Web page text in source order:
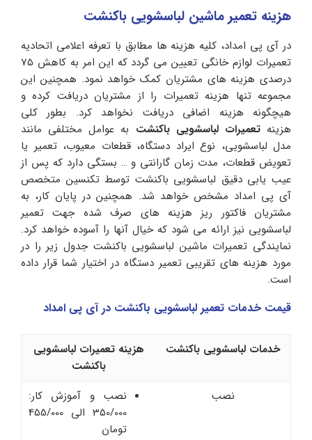
هزینه تعمیر ماشین لباسشویی باکنشت
در آی پی امداد، کلیه هزینه ها مطابق با تعرفه اعلامی اتحادیه
تعمیرات لوازم خانگی تعیین می گردد که این امر به کاهش 75
درصدی هزینه های مشتریان کمک خواهد نمود. همچنین این
مجموعه تنها هزینه تعمیرات را از مشتریان دریافت کرده و
هیچگونه هزینه اضافی دریافت نخواهد کرد. بطور کلی
هزینه تعمیرات لباسشویی باکنشت به عوامل مختلفی مانند
مدل لباسشویی، نوع ایراد دستگاه، قطعات معیوب، تعمیر یا
تعویض قطعات، مدت زمان گارانتی و … بستگی دارد که پس از
عیب یابی دقیق لباسشویی باکنشت توسط تکنسین متخصص
آی پی امداد مشخص خواهد شد. همچنین در پایان کار، به
مشتریان فاکتور ریز هزینه های صرف شده جهت تعمیر
لباسشویی نیز ارائه می شود که خیال آنها را آسوده خواهد کرد.
نمایندگی تعمیرات ماشین لباسشویی باکنشت جدول زیر را در
مورد هزینه های تقریبی تعمیر دستگاه در اختیار شما قرار داده
است.
قیمت خدمات تعمیر لباسشویی باکنشت در آی پی امداد
خدمات لباسشویی باکنشت
هزینه تعمیرات لباسشویی
باکنشت
نصب
نصب و آموزش کار:
350/000 الی 455/000
تومان